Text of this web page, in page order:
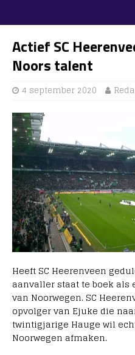
Actief SC
Noors talent
4 september 2020
Heeft SC Heerenveen
aanvaller staat te boek als
van Noorwegen. SC
opvolger van Ejuke die
twintigjarige Hauge wil
Noorwegen afmaken.